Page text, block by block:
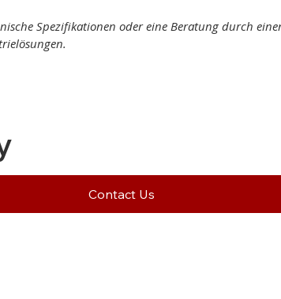
Spezifikationen oder eine Beratung durch
Contact Us